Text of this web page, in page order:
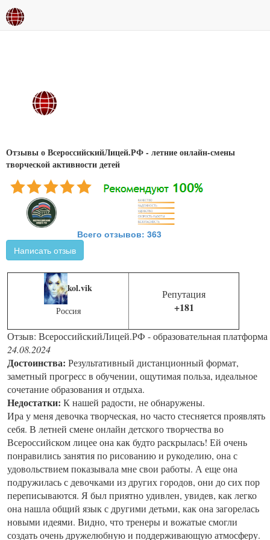
Отзывы о ВсероссийскийЛицей.РФ - летние онлайн-смены
творческой активности детей
Всего отзывов: 363
Написать отзыв
kol.vik
Россия
Репутация
+181
Отзыв: ВсероссийскийЛицей.РФ - образовательная платформа
24.08.2024
Достоинства: Результативный дистанционный формат,
заметный прогресс в обучении, ощутимая польза, идеальное
сочетание образования и отдыха.
Недостатки: К нашей радости, не обнаружены.
Ира у меня девочка творческая, но часто стесняется проявлять
себя. В летней смене онлайн детского творчества во
Всероссийском лицее она как будто раскрылась! Ей очень
понравились занятия по рисованию и рукоделию, она с
удовольствием показывала мне свои работы. А еще она
подружилась с девочками из других городов, они до сих пор
переписываются. Я был приятно удивлен, увидев, как легко
она нашла общий язык с другими детьми, как она загорелась
новыми идеями. Видно, что тренеры и вожатые смогли
создать очень дружелюбную и поддерживающую атмосферу.